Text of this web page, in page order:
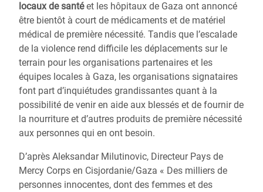
locaux de santéet les hôpitaux de Gaza ont annoncé
être bientôt à court de médicaments et de matériel
médical de première nécessité. Tandis que l’escalade
de la violence rend difficile les déplacements sur le
terrain pour les organisations partenaires et les
équipes locales à Gaza, les organisations signataires
font part d’inquiétudes grandissantes quant à la
possibilité de venir en aide aux blessés et de fournir de
la nourriture et d’autres produits de première nécessité
aux personnes qui en ont besoin.
D’après Aleksandar Milutinovic, Directeur Pays de
Mercy Corps en Cisjordanie/Gaza « Des milliers de
personnes innocentes, dont des femmes et des